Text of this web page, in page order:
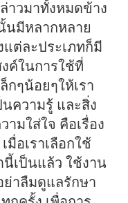
าวมาทั้งหมดข้าง
นมีหลากหลาย
แต่ละประเภทก็มี
ค์ในการใช้ที่
กๆน้อยๆให้เรา
นความรู้ และสิ่ง
ามใส่ใจ คือเรื่อง
มื่อเราเลือกใช้
นี้เป็นแล้ว ใช้งาน
ย่าลืมดูแลรักษา